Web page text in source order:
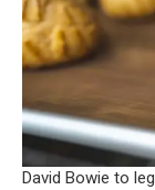
David Bowie to